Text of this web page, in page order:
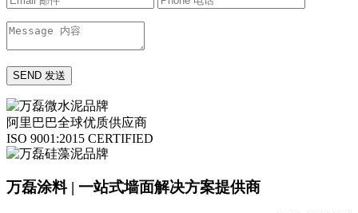
阿里巴巴全球优质供应商
ISO 9001:2015 CERTIFIED
万磊涂料 | 一站式墙面解决方案提供商